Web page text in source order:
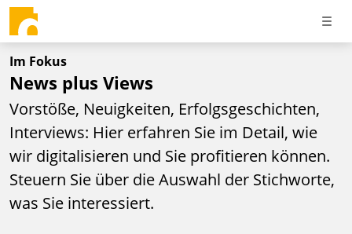
Im Fokus
News plus Views
Vorstöße, Neuigkeiten, Erfolgsgeschichten,
Interviews: Hier erfahren Sie im Detail, wie
wir digitalisieren und Sie profitieren können.
Steuern Sie über die Auswahl der Stichworte,
was Sie interessiert.